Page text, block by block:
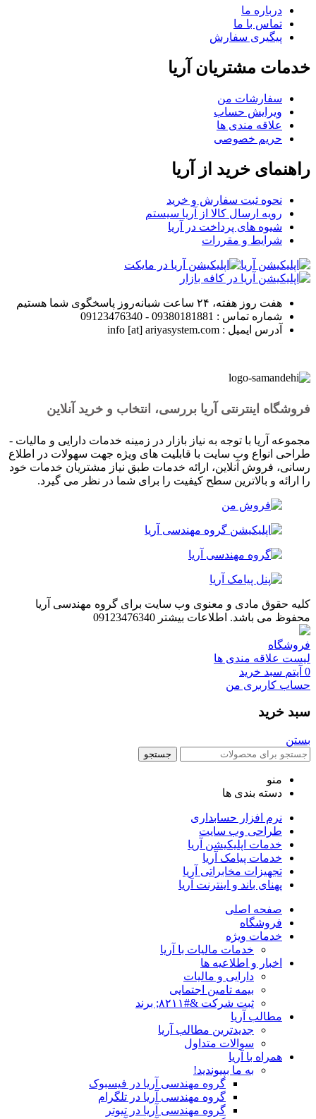
درباره ما
تماس با ما
پیگیری سفارش
خدمات مشتریان آریا
سفارشات من
ویرایش حساب
علاقه مندی ها
حریم خصوصی
راهنمای خرید از آریا
نحوه ثبت سفارش و خرید
رویه ارسال کالا از آریا سیستم
شیوه های پرداخت در آریا
شرایط و مقررات
هفت روز هفته، ۲۴ ساعت شبانه‌روز پاسخگوی شما هستیم
شماره تماس : 09380181881 - 09123476340
آدرس ایمیل : info [at] ariyasystem.com
فروشگاه اینترنتی آریا بررسی، انتخاب و خرید آنلاین
مجموعه آریا با توجه به نیاز بازار در زمینه خدمات دارایی و مالیات -
طراحی انواع وب سایت با قابلیت های ویژه جهت سهولات در اطلاع
رسانی، فروش آنلاین، ارائه خدمات طبق نیاز مشتریان خدمات خود
را ارائه و بالاترین سطح کیفیت را برای شما در نظر می گیرد.
کلیه حقوق مادی و معنوی وب سایت برای گروه مهندسی آریا
محفوظ می باشد. اطلاعات بیشتر 09123476340
فروشگاه
لیست علاقه مندی ها
0 آیتم سبد خرید
حساب کاربری من
سبد خرید
بستن
جستجو
منو
دسته بندی ها
نرم افزار حسابداری
طراحی وب سایت
خدمات اپلیکیشن آریا
خدمات پیامک آریا
تجهیزات مخابراتی آریا
پهنای باند و اینترنت آریا
صفحه اصلی
فروشگاه
خدمات ویژه
خدمات مالیات با آریا
اخبار و اطلاعیه ها
دارایی و مالیات
بیمه تامین اجتمایی
ثبت شرکت &#۸۲۱۱; برند
مطالب آریا
جدیدترین مطالب آریا
سوالات متداول
همراه با آریا
به ما بپیوندید!
گروه مهندسی آریا در فیسبوک
گروه مهندسی آریا در تلگرام
گروه مهندسی آریا در تیوتر